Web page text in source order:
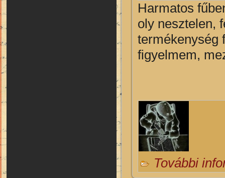
Harmatos
oly nesztelen,
termékenység
figyelmem,
További